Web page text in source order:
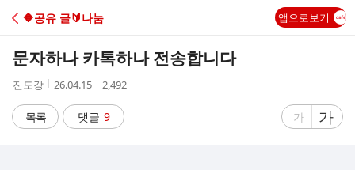
C
🔶️공유 글🔰나눔 앱으로보기
문자하나 카톡하나 전송합니다
작
자
진도강
작
시
간
26.04.15
조
수
2,492
목록 댓글 9
글
가
글
자
가